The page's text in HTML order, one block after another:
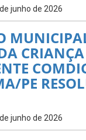
junho de 2026
PE
junho de 2026